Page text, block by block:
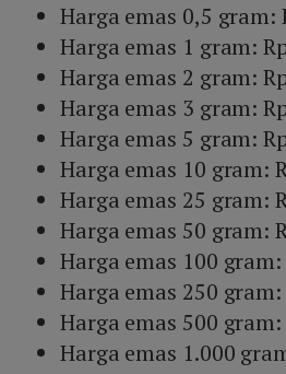
Harga emas 0,5 gram:
Harga emas 1 gram:
Harga emas 2 gram:
Harga emas 3 gram:
Harga emas 5 gram:
Harga emas 10 gram:
Harga emas 25 gram:
Harga emas 50 gram:
Harga emas 100
Harga emas 250
Harga emas 500
Harga emas 1.000